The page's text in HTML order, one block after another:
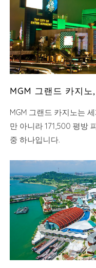
MGM 그랜드 카지
MGM 그랜드 카지노는
만 아니라 171,500 평방
중 하나입니다.